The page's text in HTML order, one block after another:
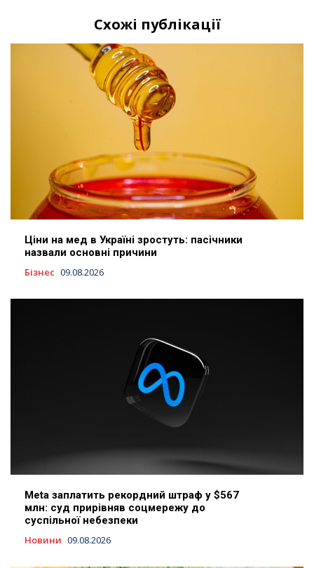
Схожі публікації
Ціни на мед в Україні зростуть: пасічники
назвали основні причини
Бізнес 09.08.2026
Meta заплатить рекордний штраф у $567
млн: суд прирівняв соцмережу до
суспільної небезпеки
Новини 09.08.2026